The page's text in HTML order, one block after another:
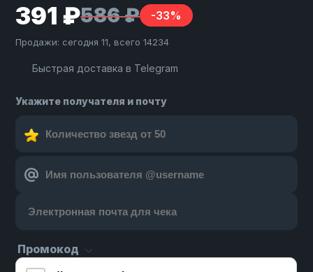
391 ₽586 ₽ -33%
Продажи: сегодня 11, всего 14234
Быстрая доставка в Telegram
Укажите получателя и почту
Промокод